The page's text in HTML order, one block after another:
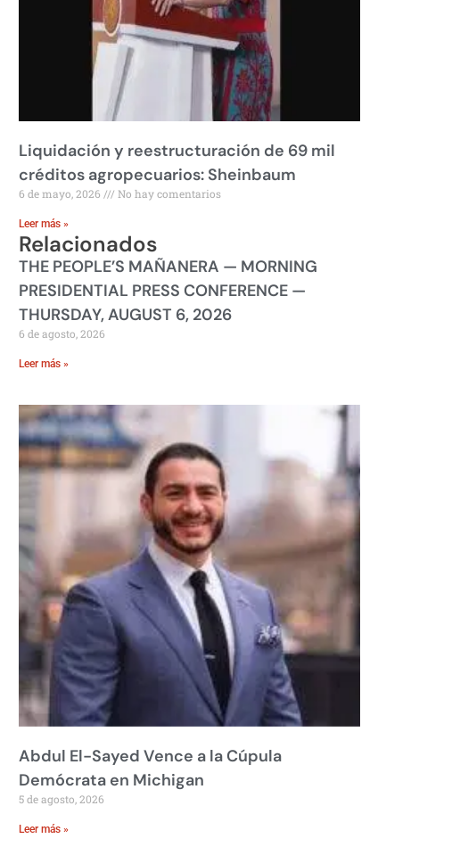
Liquidación y reestructuración de 69 mil
créditos agropecuarios: Sheinbaum
6 de mayo, 2026 No hay comentarios
Leer más »
Relacionados
THE PEOPLE’S MAÑANERA — MORNING
PRESIDENTIAL PRESS CONFERENCE —
THURSDAY, AUGUST 6, 2026
6 de agosto, 2026
Leer más »
Abdul El-Sayed Vence a la Cúpula
Demócrata en Michigan
5 de agosto, 2026
Leer más »